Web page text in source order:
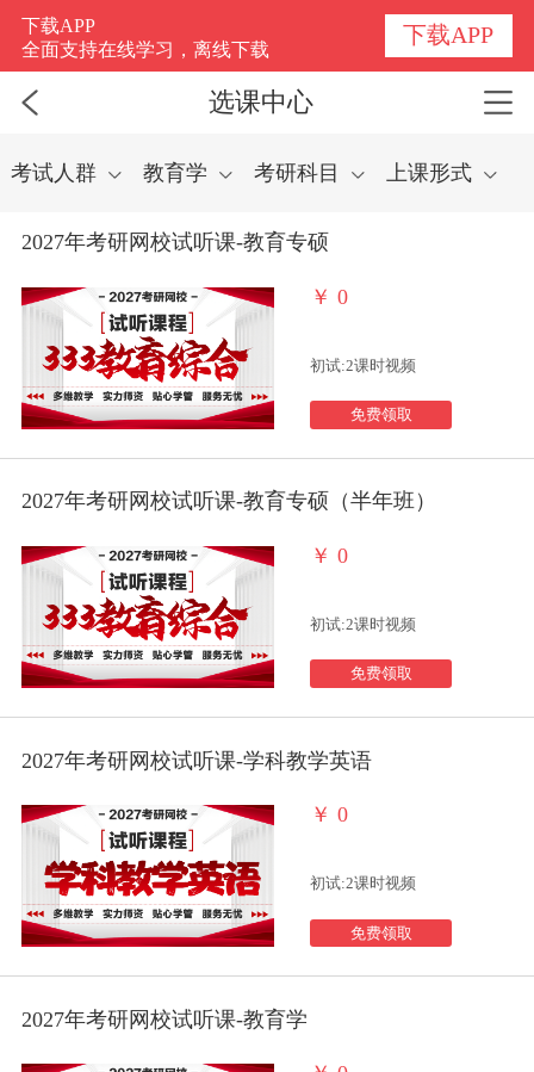
考试人群 教育学 考研科目 上课形式
2027年考研网校试听课-教育专硕
￥ 0
初试:2课时视频
免费领取
2027年考研网校试听课-教育专硕（半年班）
￥ 0
初试:2课时视频
免费领取
2027年考研网校试听课-学科教学英语
￥ 0
初试:2课时视频
免费领取
2027年考研网校试听课-教育学
下载APP
全面支持在线学习，离线下载
下载APP
选课中心